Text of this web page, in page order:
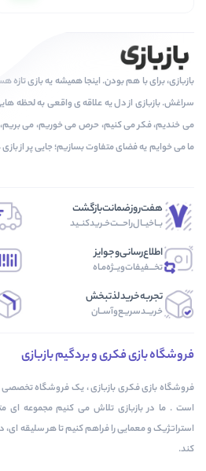
بازبازی، برای با هم بودن. اینجا همیشه یه بازی تازه
سراغش. بازبازی از دل یه علاقه ی واقعی به لحظه
می خندیم، فکر می کنیم، حرص می خوریم، می بریم،
ما می خوایم یه فضای متفاوت بسازیم؛ جایی پر از
هفت‌روز‌ضمانت‌بازگشت
بــا‌خیــال‌راحـــت‌خـرید‌کنــید
اطلاع‌رسانی‌و‌جوایز
تخـــفیفات‌ویــژه‌مـاه
تجربه‌خرید‌لذتبخش
خریــد‌سریـع‌و‌آســان
فروشگاه بازی فکری و بردگیم بازبازی
فروشگاه بازی فکری بازبازی ، یک فروشگاه تخصصی
است . ما در بازبازی تلاش می کنیم مجموعه ای
استراتژیک و معمایی را فراهم کنیم تا هر سلیقه
کند.